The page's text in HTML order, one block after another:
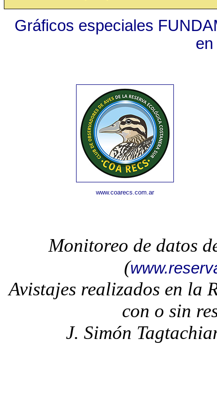
Gráficos especiales
www.coarecs.com.ar
Monitoreo de datos
(
Avistajes realizados en la
con o sin
J. Simón